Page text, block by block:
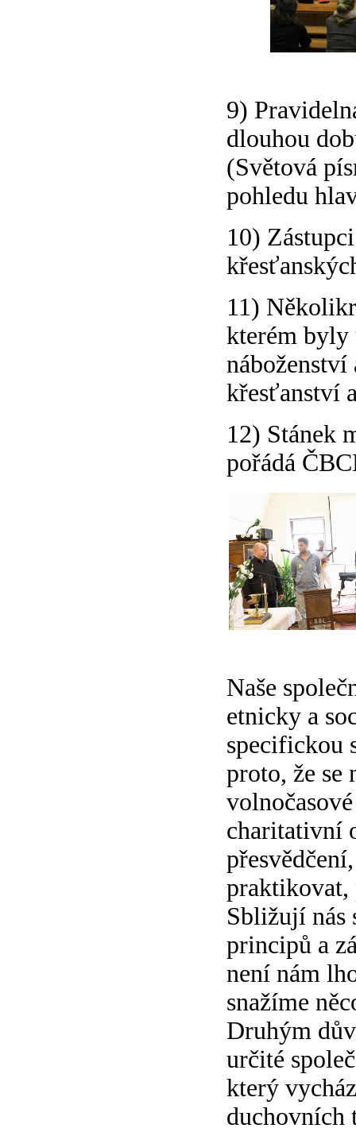
9)
dlouhou
(Světová
pohledu
10)
11)
kterém byly
křesťanství
12) Stánek
pořádá
Naše
etnicky a
specifickou
proto, že se
charitativní
praktikovat,
Sbližují nás
principů a
není nám
snažíme
Druhým
určité
který
duchovních